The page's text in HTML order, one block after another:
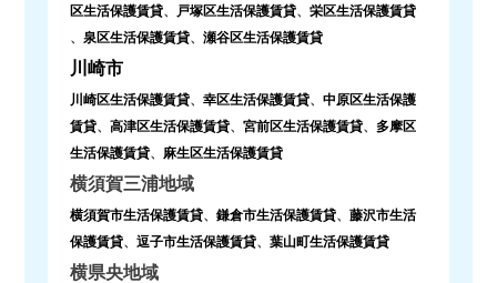
区生活保護賃貸、 戸塚区生活保護賃貸、 栄区生活保護賃貸
、 泉区生活保護賃貸、 瀬谷区生活保護賃貸
川崎市
川崎区生活保護賃貸、 幸区生活保護賃貸、 中原区生活保護
賃貸、 高津区生活保護賃貸、 宮前区生活保護賃貸、 多摩区
生活保護賃貸、 麻生区生活保護賃貸
横須賀三浦地域
横須賀市生活保護賃貸、 鎌倉市生活保護賃貸、 藤沢市生活
保護賃貸、 逗子市生活保護賃貸、 葉山町生活保護賃貸
横県央地域